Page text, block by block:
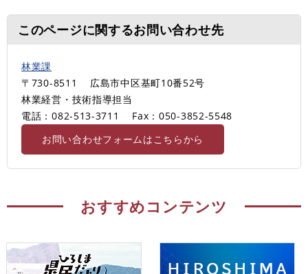
このページに関するお問い合わせ先
林業課
〒730-8511
広島市中区基町10番52号
林業経営・技術指導担当
電話：082-513-3711
Fax：050-3852-5548
お問い合わせフォームはこちらから
おすすめコンテンツ